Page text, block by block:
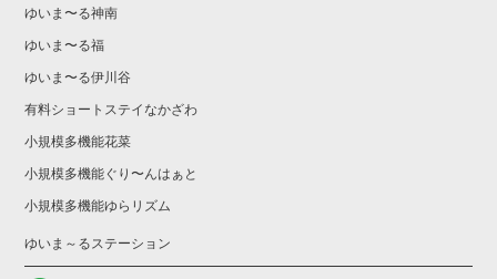
ゆいま〜る神南
ゆいま〜る福
ゆいま〜る伊川谷
有料ショートステイなかざわ
小規模多機能花菜
小規模多機能ぐり〜んはぁと
小規模多機能ゆらリズム
ゆいま～るステーション